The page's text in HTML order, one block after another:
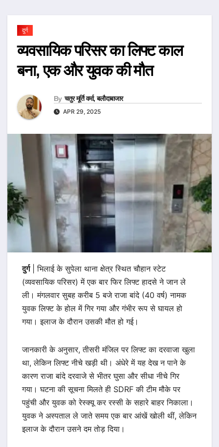
दुर्ग
व्यवसायिक परिसर का लिफ्ट काल
बना, एक और युवक की मौत
By चतुर मूर्ति वर्मा, बलौदाबाजार
APR 29, 2025
दुर्ग| भिलाई के सुपेला थाना क्षेत्र स्थित चौहान स्टेट
(व्यवसायिक परिसर) में एक बार फिर लिफ्ट हादसे ने जान ले
ली। मंगलवार सुबह करीब 5 बजे राजा बांदे (40 वर्ष) नामक
युवक लिफ्ट के होल में गिर गया और गंभीर रूप से घायल हो
गया। इलाज के दौरान उसकी मौत हो गई।
जानकारी के अनुसार, तीसरी मंजिल पर लिफ्ट का दरवाजा खुला
था, लेकिन लिफ्ट नीचे खड़ी थी। अंधेरे में यह देख न पाने के
कारण राजा बांदे दरवाजे से भीतर घुसा और सीधा नीचे गिर
गया। घटना की सूचना मिलते ही SDRF की टीम मौके पर
पहुंची और युवक को रेस्क्यू कर रस्सी के सहारे बाहर निकाला।
युवक ने अस्पताल ले जाते समय एक बार आंखें खोली थीं, लेकिन
इलाज के दौरान उसने दम तोड़ दिया।